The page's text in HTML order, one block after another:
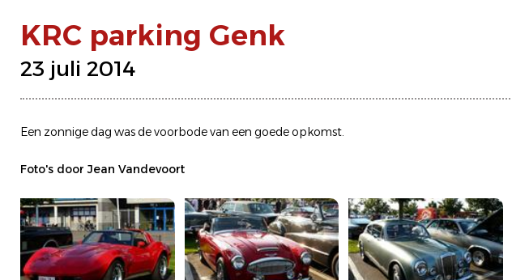
KRC parking Genk
23 juli 2014
Een zonnige dag was de voorbode van een goede opkomst.
Foto's door Jean Vandevoort